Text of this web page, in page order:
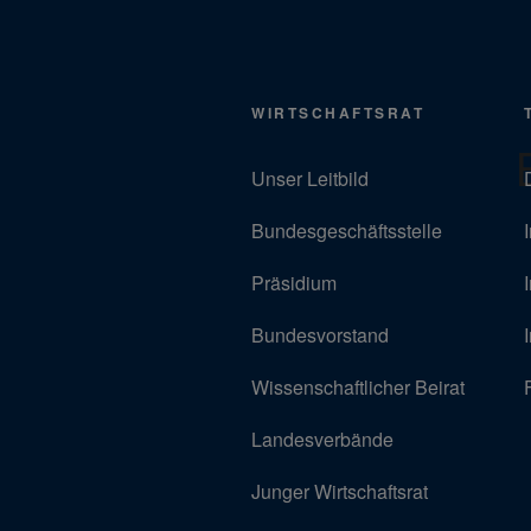
WIRTSCHAFTSRAT
Unser Leitbild
Bundesgeschäftsstelle
Präsidium
Bundesvorstand
Wissenschaftlicher Beirat
Landesverbände
Junger Wirtschaftsrat